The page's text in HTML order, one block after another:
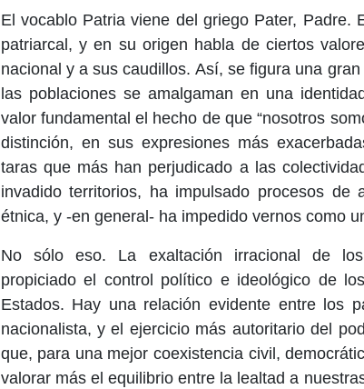
El vocablo Patria viene del griego Pater, Padre.
patriarcal, y en su origen habla de ciertos
nacional y a sus caudillos. Así, se figura una
las poblaciones se amalgaman en una
valor fundamental el hecho de que “nosotros
distinción, en sus expresiones más
taras que más han perjudicado a las
invadido territorios, ha impulsado procesos de
étnica, y -en general- ha impedido vernos como
No sólo eso. La exaltación irracional de
propiciado el control político e ideológico de
Estados. Hay una relación evidente entre los
nacionalista, y el ejercicio más autoritario del
que, para una mejor coexistencia civil,
valorar más el equilibrio entre la lealtad a